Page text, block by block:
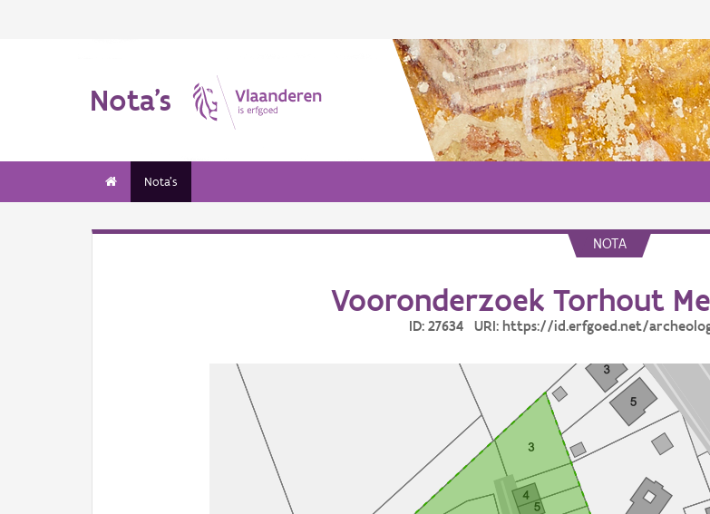
Nota's
Nota's
NOTA
Vooronderzoek Torhout
ID: 27634 URI: https://id.erfgoed.net/